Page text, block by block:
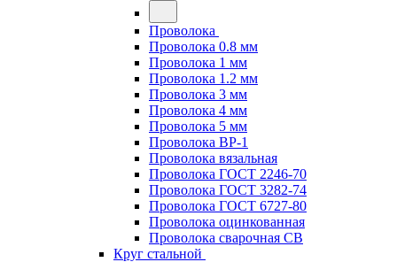
Проволока
Проволока 0.8 мм
Проволока 1 мм
Проволока 1.2 мм
Проволока 3 мм
Проволока 4 мм
Проволока 5 мм
Проволока ВР-1
Проволока вязальная
Проволока ГОСТ 2246-70
Проволока ГОСТ 3282-74
Проволока ГОСТ 6727-80
Проволока оцинкованная
Проволока сварочная СВ
Круг стальной